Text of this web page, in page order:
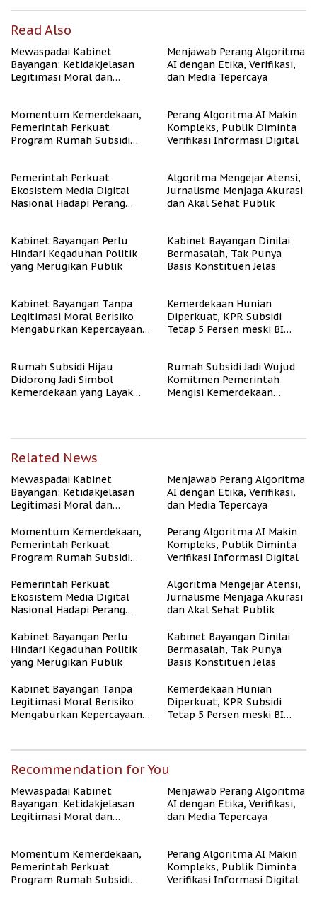
Read Also
Mewaspadai Kabinet
Bayangan: Ketidakjelasan
Legitimasi Moral dan
Menjawab Perang Algoritma
AI dengan Etika, Verifikasi,
dan Media Tepercaya
Momentum Kemerdekaan,
Pemerintah Perkuat
Program Rumah Subsidi
Perang Algoritma AI Makin
Kompleks, Publik Diminta
Verifikasi Informasi Digital
Pemerintah Perkuat
Ekosistem Media Digital
Nasional Hadapi Perang
Algoritma Mengejar Atensi,
Jurnalisme Menjaga Akurasi
dan Akal Sehat Publik
Kabinet Bayangan Perlu
Hindari Kegaduhan Politik
yang Merugikan Publik
Kabinet Bayangan Dinilai
Bermasalah, Tak Punya
Basis Konstituen Jelas
Kabinet Bayangan Tanpa
Legitimasi Moral Berisiko
Mengaburkan Kepercayaan
Kemerdekaan Hunian
Diperkuat, KPR Subsidi
Tetap 5 Persen meski BI
Rumah Subsidi Hijau
Didorong Jadi Simbol
Kemerdekaan yang Layak
Rumah Subsidi Jadi Wujud
Komitmen Pemerintah
Mengisi Kemerdekaan
Related News
Mewaspadai Kabinet
Bayangan: Ketidakjelasan
Legitimasi Moral dan
Menjawab Perang Algoritma
AI dengan Etika, Verifikasi,
dan Media Tepercaya
Momentum Kemerdekaan,
Pemerintah Perkuat
Program Rumah Subsidi
Berpenghasilan Rendah
Perang Algoritma AI Makin
Kompleks, Publik Diminta
Verifikasi Informasi Digital
Pemerintah Perkuat
Ekosistem Media Digital
Nasional Hadapi Perang
Algoritma Mengejar Atensi,
Jurnalisme Menjaga Akurasi
dan Akal Sehat Publik
Kabinet Bayangan Perlu
Hindari Kegaduhan Politik
yang Merugikan Publik
Kabinet Bayangan Dinilai
Bermasalah, Tak Punya
Basis Konstituen Jelas
Kabinet Bayangan Tanpa
Legitimasi Moral Berisiko
Mengaburkan Kepercayaan
Kemerdekaan Hunian
Diperkuat, KPR Subsidi
Tetap 5 Persen meski BI
Recommendation for You
Mewaspadai Kabinet
Bayangan: Ketidakjelasan
Legitimasi Moral dan
Menjawab Perang Algoritma
AI dengan Etika, Verifikasi,
dan Media Tepercaya
Momentum Kemerdekaan,
Pemerintah Perkuat
Program Rumah Subsidi
Perang Algoritma AI Makin
Kompleks, Publik Diminta
Verifikasi Informasi Digital